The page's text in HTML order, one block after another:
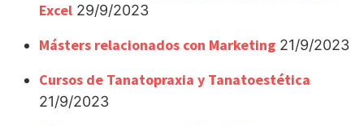
Excel 29/9/2023
Másters relacionados con Marketing 21/9/2023
Cursos de Tanatopraxia y Tanatoestética
21/9/2023